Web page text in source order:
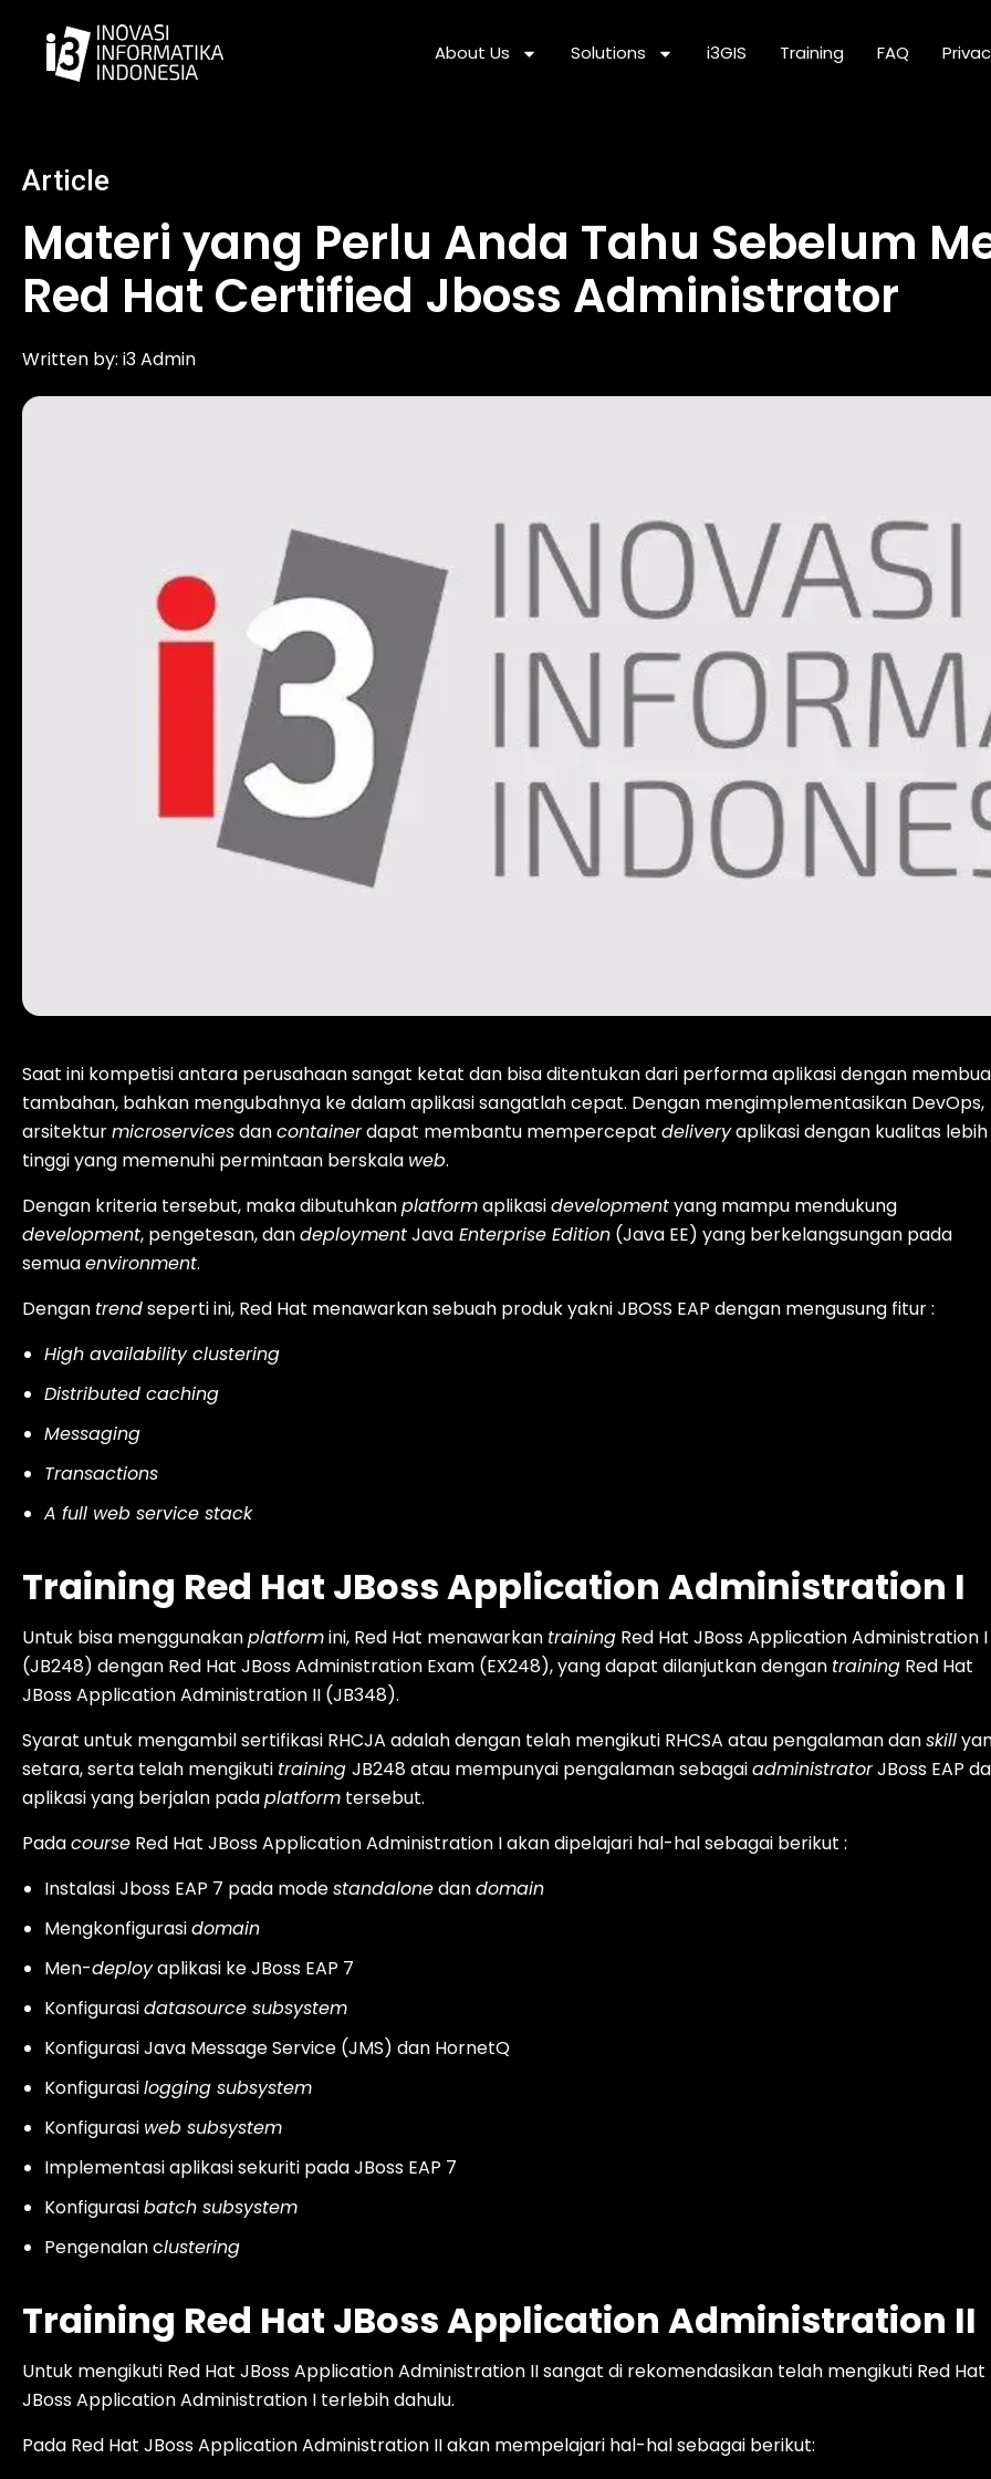
content
About Us Solutions i3GIS Training FAQ
Article
Materi yang Perlu Anda Tahu Sebelum
Red Hat Certified Jboss Administrator
Written by: i3 Admin
Saat ini kompetisi antara perusahaan sangat ketat dan bisa ditentukan dari performa aplikasi dengan
tambahan, bahkan mengubahnya ke dalam aplikasi sangatlah cepat. Dengan mengimplementasikan DevOps,
arsitekturmicroservicesdancontainerdapat membantu mempercepat deliveryaplikasi dengan kualitas lebih
tinggi yang memenuhi permintaan berskala web.
Dengan kriteria tersebut, maka dibutuhkanplatformaplikasidevelopmentyang mampu mendukung
development, pengetesan, dandeploymentJava Enterprise Edition (Java EE) yang berkelangsungan pada
semuaenvironment.
Dengan trendseperti ini, Red Hat menawarkan sebuah produk yakni JBOSS EAP dengan mengusung fitur :
High availability clustering
Distributed caching
Messaging
Transactions
A full web service stack
Training Red Hat JBoss Application Administration I
Untuk bisa menggunakanplatformini, Red Hat menawarkan training Red Hat JBoss Application Administration I
(JB248) dengan Red Hat JBoss Administration Exam (EX248), yang dapat dilanjutkan dengan training Red Hat
JBoss Application Administration II (JB348).
Syarat untuk mengambil sertifikasi RHCJA adalah dengan telah mengikuti RHCSA atau pengalaman danskill
setara, serta telah mengikuti training JB248 atau mempunyai pengalaman sebagaiadministratorJBoss EAP
aplikasi yang berjalan padaplatform tersebut.
Padacourse Red Hat JBoss Application Administration I akan dipelajari hal-hal sebagai berikut :
Instalasi Jboss EAP 7 pada modestandalonedandomain
Mengkonfigurasidomain
Men-deployaplikasi ke JBoss EAP 7
Konfigurasidatasource subsystem
Konfigurasi Java Message Service (JMS) dan HornetQ
Konfigurasilogging subsystem
Konfigurasi web subsystem
Implementasi aplikasi sekuriti pada JBoss EAP 7
Konfigurasibatch subsystem
Pengenalan clustering
Training Red Hat JBoss Application Administration II
Untuk mengikuti Red Hat JBoss Application Administration II sangat di rekomendasikan telah mengikuti Red Hat
JBoss Application Administration I terlebih dahulu.
Pada Red Hat JBoss Application Administration II akan mempelajari hal-hal sebagai berikut: